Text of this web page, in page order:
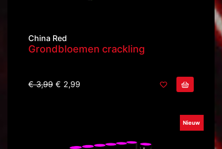
China Red
Grondbloemen crackling
€ 3,99 € 2,99
Nieuw